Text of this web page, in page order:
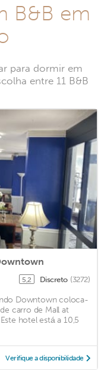
B&B em
para dormir em
entre 11 B&B
5,2 Discreto (3272)
Downtown coloca-
carro de Mall at
hotel está a 10,5
Verifique a disponibilidade